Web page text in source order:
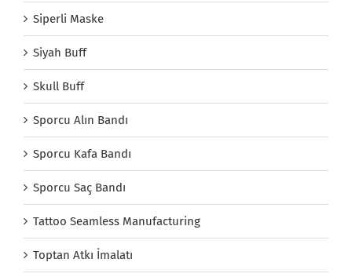
Siperli Maske
Siyah Buff
Skull Buff
Sporcu Alın Bandı
Sporcu Kafa Bandı
Sporcu Saç Bandı
Tattoo Seamless Manufacturing
Toptan Atkı İmalatı